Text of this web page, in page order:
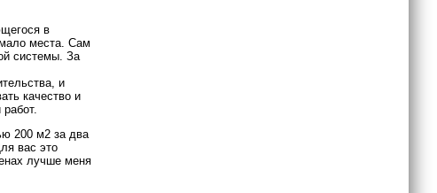
в
места. Сам
системы. За
и
качество и
200 м2 за два
вас это
лучше меня